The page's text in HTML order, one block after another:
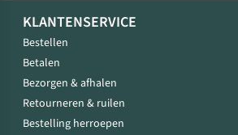
KLANTENSERVICE
Bestellen
Betalen
Bezorgen & afhalen
Retourneren & ruilen
Bestelling herroepen